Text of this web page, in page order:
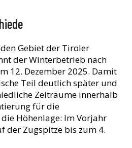
Gebiet der Tiroler
der Winterbetrieb nach
12. Dezember 2025. Damit
Teil deutlich später und
Zeiträume innerhalb
für die
Höhenlage: Im Vorjahr
der Zugspitze bis zum 4.